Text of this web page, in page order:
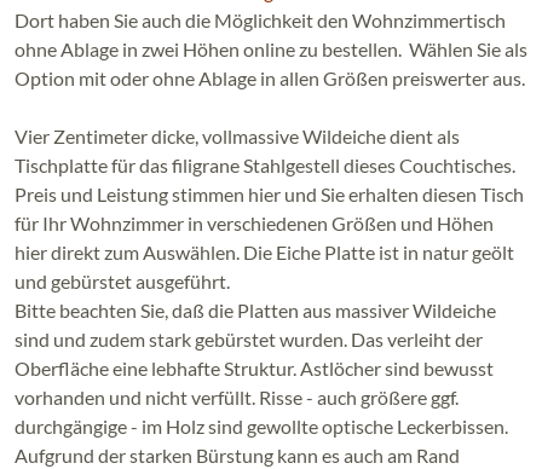
Dort haben Sie auch die Möglichkeit den Wohnzimmertisch
ohne Ablage in zwei Höhen online zu bestellen. Wählen Sie als
Option mit oder ohne Ablage in allen Größen preiswerter aus.
Vier Zentimeter dicke, vollmassive Wildeiche dient als
Tischplatte für das filigrane Stahlgestell dieses Couchtisches.
Preis und Leistung stimmen hier und Sie erhalten diesen Tisch
für Ihr Wohnzimmer in verschiedenen Größen und Höhen
hier direkt zum Auswählen. Die Eiche Platte ist in natur geölt
und gebürstet ausgeführt.
Bitte beachten Sie, daß die Platten aus massiver Wildeiche
sind und zudem stark gebürstet wurden. Das verleiht der
Oberfläche eine lebhafte Struktur. Astlöcher sind bewusst
vorhanden und nicht verfüllt. Risse - auch größere ggf.
durchgängige - im Holz sind gewollte optische Leckerbissen.
Aufgrund der starken Bürstung kann es auch am Rand